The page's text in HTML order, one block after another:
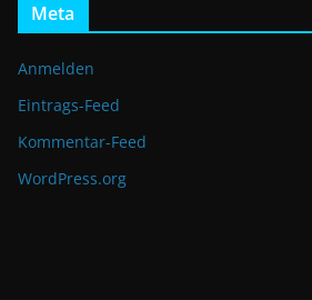
Meta
Anmelden
Eintrags-Feed
Kommentar-Feed
WordPress.org